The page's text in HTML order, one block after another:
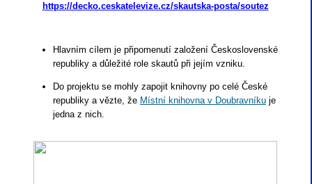
https://decko.ceskatelevize.cz/skautska-posta/soutez
Hlavním cílem je připomenutí založení Československé
republiky a důležité role skautů při jejím vzniku.
Do projektu se mohly zapojit knihovny po celé České
republiky a vězte, že Místní knihovna v Doubravníku je
jedna z nich.